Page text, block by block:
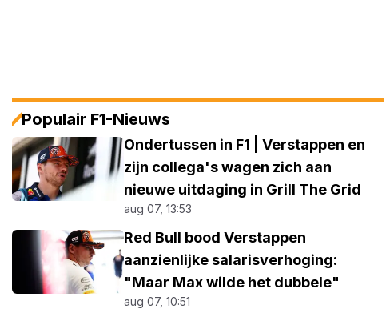
Populair F1-Nieuws
Ondertussen in F1 | Verstappen en
zijn collega's wagen zich aan
nieuwe uitdaging in Grill The Grid
aug 07, 13:53
Red Bull bood Verstappen
aanzienlijke salarisverhoging:
"Maar Max wilde het dubbele"
aug 07, 10:51